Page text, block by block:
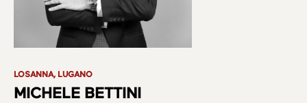
LOSANNA, LUGANO
MICHELE BETTINI